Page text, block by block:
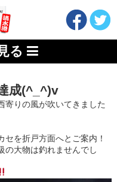
る
成(^_^)v
寄りの風が吹いてきました
を折戸方面へとご案内！
の大物は釣れませんでし